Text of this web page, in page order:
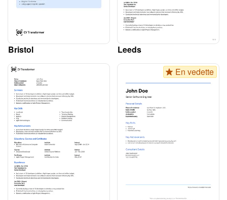
Bristol Leeds
En vedette